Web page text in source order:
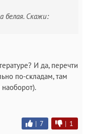
белая. Скажи:
И да, перечти
по-складам, там
| 7 | 1